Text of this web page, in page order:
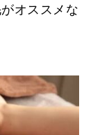
オススメな